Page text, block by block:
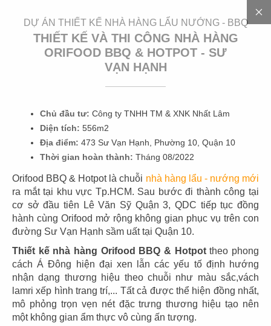
DỰ ÁN THIẾT KẾ NHÀ HÀNG LẨU NƯỚNG - BBQ
THIẾT KẾ VÀ THI CÔNG NHÀ HÀNG
ORIFOOD BBQ & HOTPOT - SƯ
VẠN HẠNH
Chủ đầu tư: Công ty TNHH TM & XNK Nhất Lâm
Diện tích: 556m2
Địa điểm: 473 Sư Vạn Hạnh, Phường 10, Quận 10
Thời gian hoàn thành: Tháng 08/2022
Orifood BBQ & Hotpot là chuỗi nhà hàng lẩu - nướng mới
ra mắt tại khu vực Tp.HCM. Sau bước đi thành công tại
cơ sở đầu tiên Lê Văn Sỹ Quận 3, QDC tiếp tục đồng
hành cùng Orifood mở rộng không gian phục vụ trên con
đường Sư Vạn Hạnh sầm uất tại Quận 10.
Thiết kế nhà hàng Orifood BBQ & Hotpottheo phong
cách Á Đông hiện đại xen lẫn các yếu tố định hướng
nhận dạng thương hiệu theo chuỗi như màu sắc,vách
lamri xếp hình trang trí,... Tất cả được thể hiện đồng nhất,
mô phỏng trọn vẹn nét đặc trưng thương hiệu tạo nên
một không gian ẩm thực vô cùng ấn tượng.
EN
00+ DỰ Á
01
HIGHLANDS
CN Cát Lái
02
HIGHLANDS
CN Sunwah Pearl